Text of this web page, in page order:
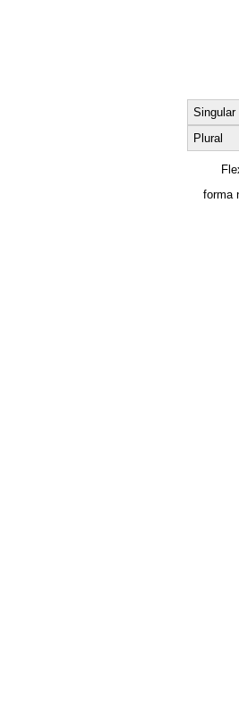
Singular
Plural
forma